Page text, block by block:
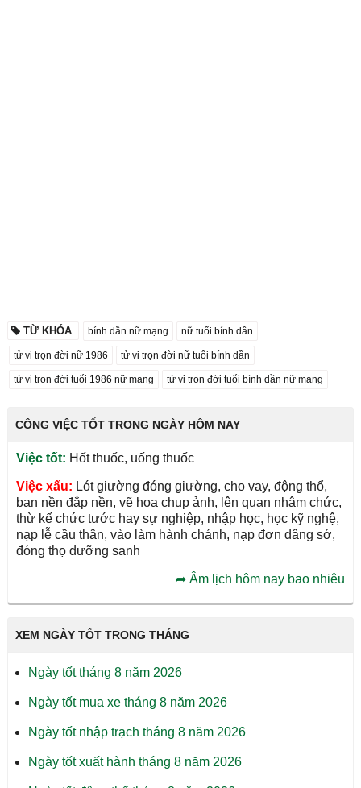
TỪ KHÓA bính dần nữ mạng nữ tuổi bính dần
tử vi trọn đời nữ 1986 tử vi trọn đời nữ tuổi bính dần
tử vi trọn đời tuổi 1986 nữ mạng tử vi trọn đời tuổi bính dần nữ mạng
CÔNG VIỆC TỐT TRONG NGÀY HÔM NAY
Việc tốt: Hốt thuốc, uống thuốc
Việc xấu: Lót giường đóng giường, cho vay, động thổ,
ban nền đắp nền, vẽ họa chụp ảnh, lên quan nhậm chức,
thừ kế chức tước hay sự nghiệp, nhập học, học kỹ nghệ,
nạp lễ cầu thân, vào làm hành chánh, nạp đơn dâng sớ,
đóng thọ dưỡng sanh
➦Âm lịch hôm nay bao nhiêu
XEM NGÀY TỐT TRONG THÁNG
Ngày tốt tháng 8 năm 2026
Ngày tốt mua xe tháng 8 năm 2026
Ngày tốt nhập trạch tháng 8 năm 2026
Ngày tốt xuất hành tháng 8 năm 2026